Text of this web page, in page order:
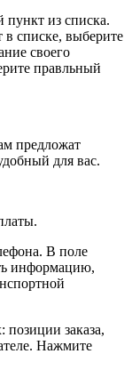
пункт из списка.
списке, выберите
своего
правльный
предложат
для вас.
В поле
информацию,
позиции заказа,
Нажмите